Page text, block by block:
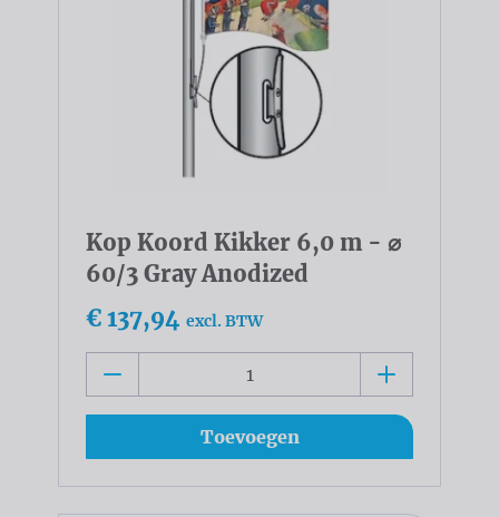
Kop Koord Kikker 6,0 m - ⌀
60/3 Gray Anodized
€ 137,94 excl. BTW
Toevoegen